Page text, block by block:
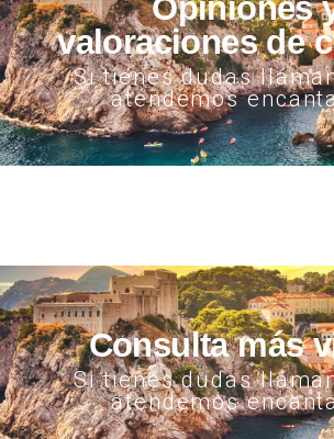
Opiniones
valoraciones de
Si tienes dudas
atendemos
Consulta más
Si tienes dudas
atendemos